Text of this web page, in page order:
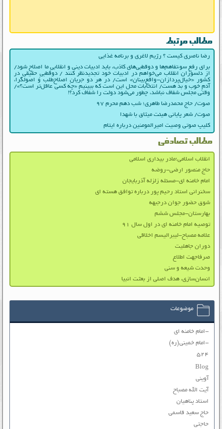
مطالب مرتبط
رضا ناصری کیست ؟ رژیم لاغری و برنامه غذایی
برای رفع سوءتفاهم‌ها و دوقطبی‌های کاذب، باید ادبیات دینی و انقلابیِ ما اصلاح شود/
از دلسوزان انقلاب می‌خواهم در ادبیات‌ خود تجدیدنظر کنند / دوقطبیِ حقیقی در
کشور «خیال‌پردازان-واقع‌بینان» است/ در هر دو جریانِ اصلاح‌طلب و اصولگرا،
آدمِ خوب و بد هست/ انتخابات محل این است که ببینیم «چه کسی عاقل‌تر است؟»/
وقتی مجلس شفاف نباشد، چطور می‌شود دولت را شفاف کرد؟!
صوت/ حاج محمدرضا طاهری؛ شب دهم محرم ۹۷
صوت/ شعر پایانی هیئت میثاق با شهدا
کلیپ صوتی وصیت امیرالمومنین درباره ایتام
مطالب تصادفی
انقلاب اسلامی؛مادر بیداری اسلامی
حاج منصور ارضی-روضه
امام خامنه ای-مسئله زلزله آذربایجان
سخنرانی استاد رحیم‌ پور درباره توافق هسته ای
شوق حضور جوان درجبهه
بهارستان-مجلس ششم
توصیه امام خامنه ای در اول سال ۹۱
علامه مصباح-لیبرالیسم اخلاقی
دوران جاهلیت
صرفاجهت اطلاع
وحدت شیعه و سنی
انسان‌سازی، هدف اصلی از بعثت انبیا
موضوعات
-امام خامنه ای
-امام خمینی(ره)
۵۲۴
Blog
آوینی
آیت الله مصباح
استاد پناهیان
حاج سعید قاسمی
حاجتی